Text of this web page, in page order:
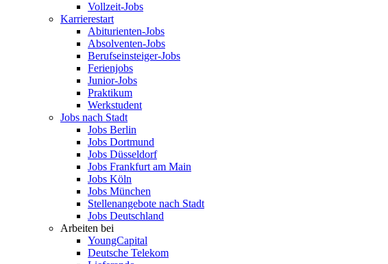
Vollzeit-Jobs
Karrierestart
Abiturienten-Jobs
Absolventen-Jobs
Berufseinsteiger-Jobs
Ferienjobs
Junior-Jobs
Praktikum
Werkstudent
Jobs nach Stadt
Jobs Berlin
Jobs Dortmund
Jobs Düsseldorf
Jobs Frankfurt am Main
Jobs Köln
Jobs München
Stellenangebote nach Stadt
Jobs Deutschland
Arbeiten bei
YoungCapital
Deutsche Telekom